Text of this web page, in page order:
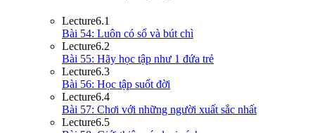
Lecture6.1
Bài 54: Luôn có sổ và bút chì
Lecture6.2
Bài 55: Hãy học tập như 1 đứa trẻ
Lecture6.3
Bài 56: Học tập suốt đời
Lecture6.4
Bài 57: Chơi với những người xuất sắc nhất
Lecture6.5